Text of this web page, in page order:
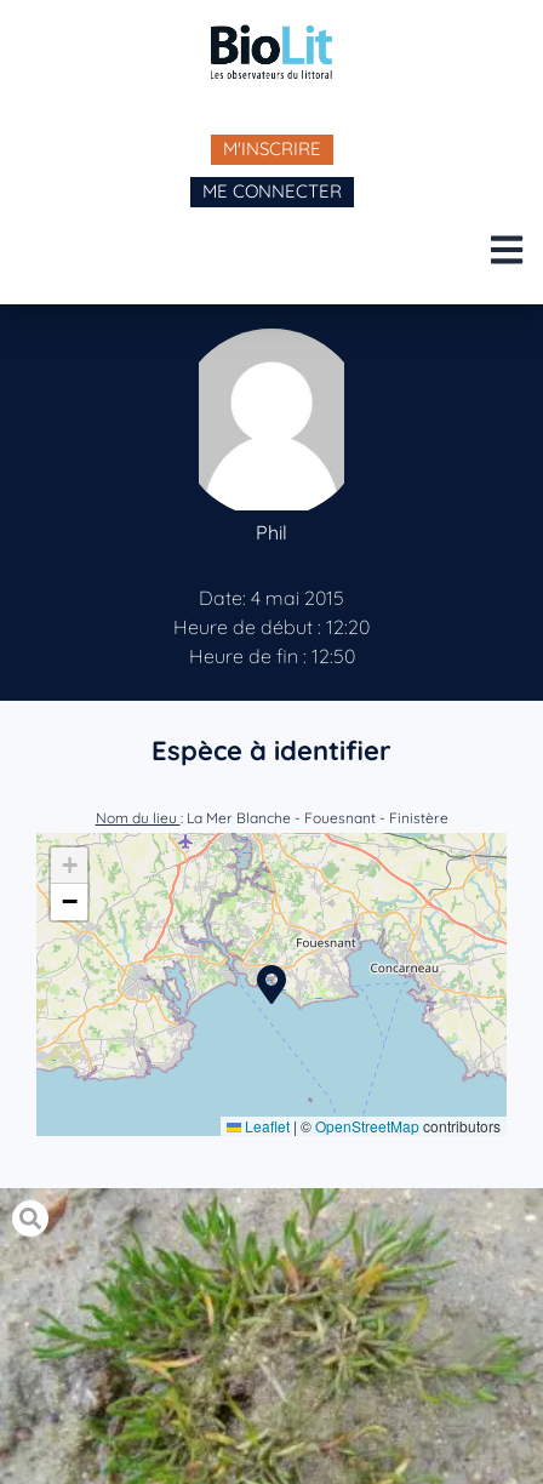
M'INSCRIRE
ME CONNECTER
Phil
Date: 4 mai 2015
Heure de début : 12:20
Heure de fin : 12:50
Espèce à identifier
Nom du lieu : La Mer Blanche - Fouesnant - Finistère
+
−
Leaflet | ©OpenStreetMapcontributors